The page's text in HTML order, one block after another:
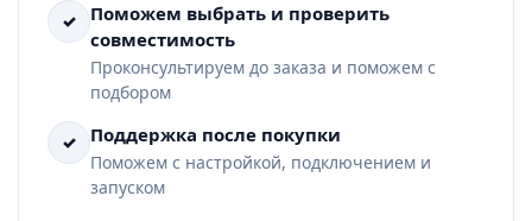
✓
Поможем выбрать и проверить
совместимость
Проконсультируем до заказа и поможем с
подбором
✓ Поддержка после покупки
Поможем с настройкой, подключением и
запуском